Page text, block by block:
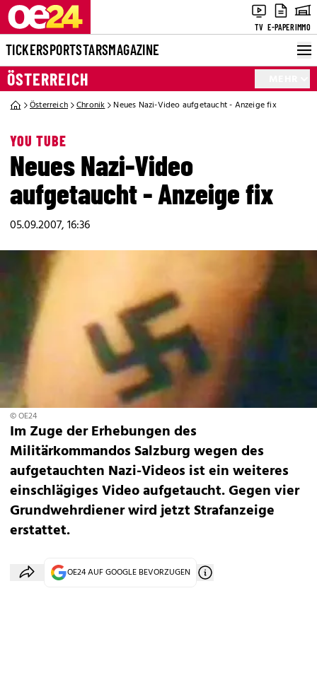
TV E-PAPERIMMO
TICKERSPORTSTARSMAGAZINE
ÖSTERREICH
Österreich Chronik Neues Nazi-Video aufgetaucht - Anzeige fix
YOU TUBE
Neues Nazi-Video
aufgetaucht - Anzeige fix
05.09.2007, 16:36
© OE24
Im Zuge der Erhebungen des
Militärkommandos Salzburg wegen des
aufgetauchten Nazi-Videos ist ein weiteres
einschlägiges Video aufgetaucht. Gegen vier
Grundwehrdiener wird jetzt Strafanzeige
erstattet.
OE24 AUF GOOGLE BEVORZUGEN